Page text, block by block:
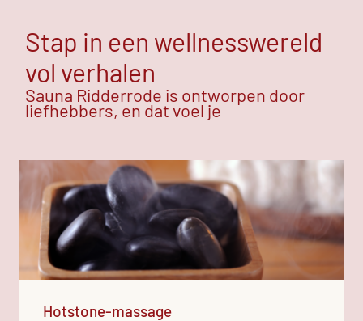
Stap in een wellnesswereld
vol verhalen
Sauna Ridderrode is ontworpen door
liefhebbers, en dat voel je
Hotstone-massage